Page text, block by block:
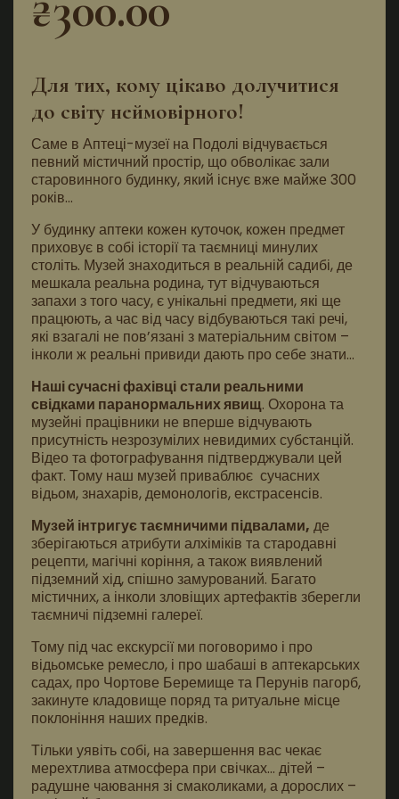
основі
опитування
покупця
Для тих, кому цікаво долучитися
до світу неймовірного!
Саме в Аптеці-музеї на Подолі відчувається
певний містичний простір, що обволікає зали
старовинного будинку, який існує вже майже 300
років…
У будинку аптеки кожен куточок, кожен предмет
приховує в собі історії та таємниці минулих
століть. Музей знаходиться в реальній садибі, де
мешкала реальна родина, тут відчуваються
запахи з того часу, є унікальні предмети, які ще
працюють,а час від часу відбуваються такі речі,
які взагалі не пов’язані з матеріальним світом –
інколи ж реальні привиди дають про себе знати…
Наші сучасні фахівцістали реальними
свідками паранормальних явищ. Охорона та
музейні працівники не вперше відчувають
присутність незрозумілих невидимих субстанцій.
Відео та фотографування підтверджували цей
факт. Тому наш музей приваблює сучасних
відьом, знахарів, демонологів, екстрасенсів.
Музей інтригує таємничими підвалами, де
зберігаються атрибути алхіміків та стародавні
рецепти, магічні коріння, а також виявлений
підземний хід, спішно замурований. Багато
містичних, а інколи зловіщих артефактів зберегли
таємничі підземні галереї.
Тому під час екскурсії ми поговоримо і про
відьомське ремесло, і про шабаші в аптекарських
садах, про Чортове Беремище та Перунів пагорб,
закинуте кладовище поряд та ритуальне місце
поклоніння наших предків.
Тільки уявіть собі, на завершення вас чекає
мерехтлива атмосфера при свічках… дітей –
радушне чаювання зі смаколиками, а дорослих –